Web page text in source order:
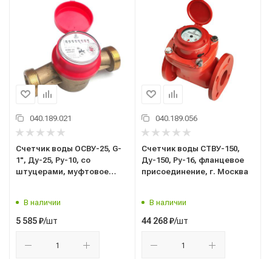
040.189.021
Счетчик воды ОСВУ-25, G-
1", Ду-25, Ру-10, со
штуцерами, муфтовое
В наличии
5 585₽/шт
040.189.056
Счетчик воды СТВУ-150,
Ду-150, Ру-16, фланцевое
присоединение, г. Москва
В наличии
44 268₽/шт